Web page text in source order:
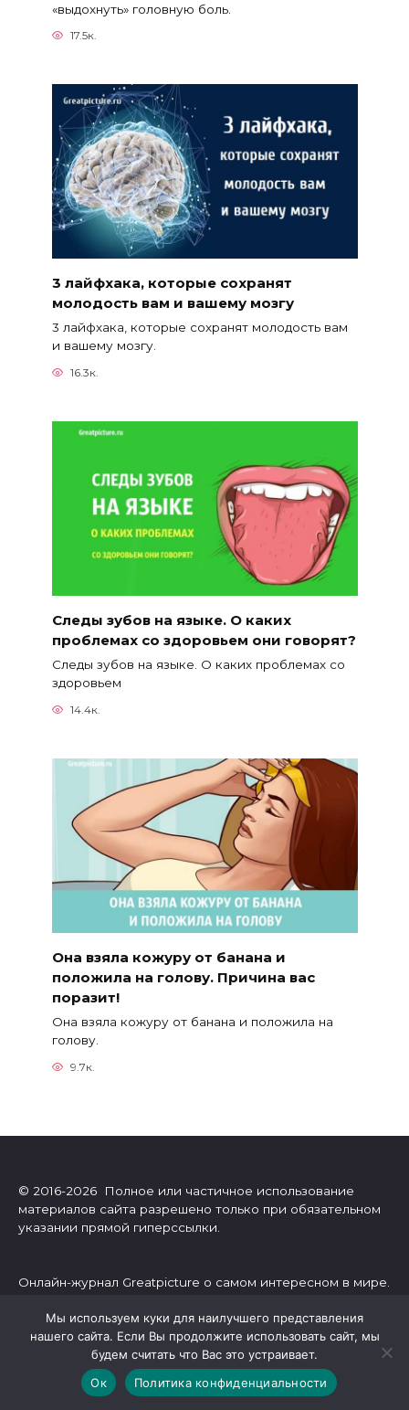
«выдохнуть» головную боль.
17.5к.
3 лайфхака, которые сохранят
молодость вам и вашему мозгу
3 лайфхака, которые сохранят молодость вам
и вашему мозгу.
16.3к.
Следы зубов на языке. О каких
проблемах со здоровьем они говорят?
Следы зубов на языке. О каких проблемах со
здоровьем
14.4к.
Она взяла кожуру от банана и
положила на голову. Причина вас
поразит!
Она взяла кожуру от банана и положила на
голову.
9.7к.
© 2016-2026 Полное или частичное использование
материалов сайта разрешено только при обязательном
указании прямой гиперссылки.
Онлайн-журнал Greatpicture о самом интересном в мире.
развитии личности, эзотерике, психологии, астрологии.
Также мы очень любим поэзию! Все статьи подобраны с
любовью для дорогих читателей.
Мы используем куки для наилучшего представления
нашего сайта. Если Вы продолжите использовать сайт, мы
будем считать что Вас это устраивает.
Ок
Политика конфиденциальности